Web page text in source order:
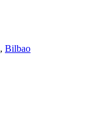
, Bilbao